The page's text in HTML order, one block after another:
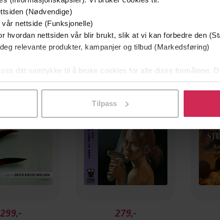
(Nødvendige)
nettside (Funksjonelle)
hvordan nettsiden vår blir brukt, slik at vi kan forbedre den
relevante produkter, kampanjer og tilbud (Markedsføring)
ditt samtykke til å bruke cookies for alle disse formålene.
ved å klikke på «Tilpass». Du kan når som helst trekke
Tilpass
299,- 279,-